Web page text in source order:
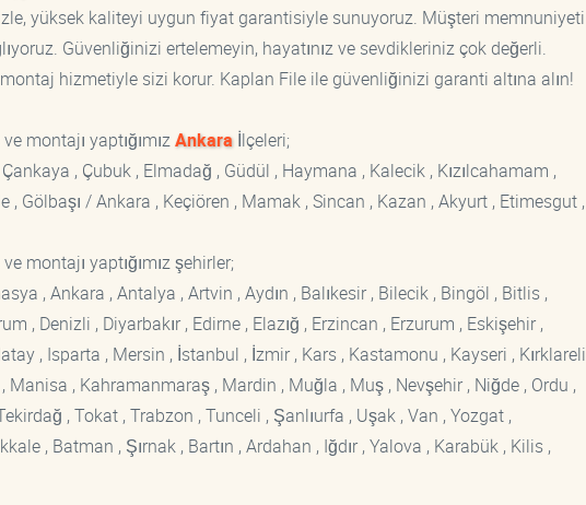
yüksek kaliteyi uygun fiyat garantisiyle sunuyoruz. Müşteri memnuniyeti
Güvenliğinizi ertelemeyin, hayatınız ve sevdikleriniz çok değerli.
hizmetiyle sizi korur. Kaplan File ile güvenliğinizi garanti altına alın!
montajı yaptığımızAnkara İlçeleri;
, Çubuk , Elmadağ , Güdül , Haymana , Kalecik , Kızılcahamam ,
, Gölbaşı / Ankara , Keçiören , Mamak , Sincan , Kazan , Akyurt , Etimesgut ,
montajı yaptığımız şehirler;
, Ankara , Antalya , Artvin , Aydın , Balıkesir , Bilecik , Bingöl , Bitlis ,
, Denizli , Diyarbakır , Edirne , Elazığ , Erzincan , Erzurum , Eskişehir ,
, Isparta , Mersin , İstanbul , İzmir , Kars , Kastamonu , Kayseri , Kırklareli
Manisa , Kahramanmaraş , Mardin , Muğla , Muş , Nevşehir , Niğde , Ordu ,
, Tokat , Trabzon , Tunceli , Şanlıurfa , Uşak , Van , Yozgat ,
, Batman , Şırnak , Bartın , Ardahan , Iğdır , Yalova , Karabük , Kilis ,